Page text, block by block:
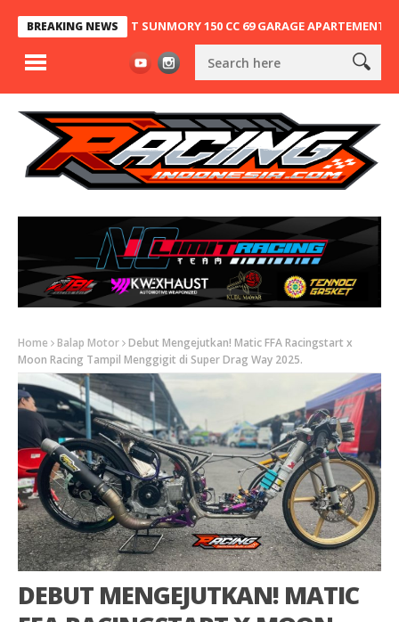
BREAKING NEWS
NINJA 2T SUNMORY 150 CC 69 GARAGE APARTEMENT X
Home Balap Motor Debut Mengejutkan! Matic FFA Racingstart x
Moon Racing Tampil Menggigit di Super Drag Way 2025.
DEBUT MENGEJUTKAN! MATIC